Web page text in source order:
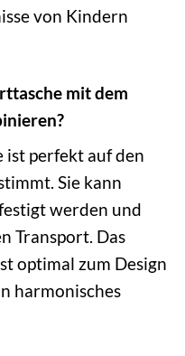
von Kindern
mit dem
ist perfekt auf den
Sie kann
werden und
Transport. Das
optimal zum Design
harmonisches